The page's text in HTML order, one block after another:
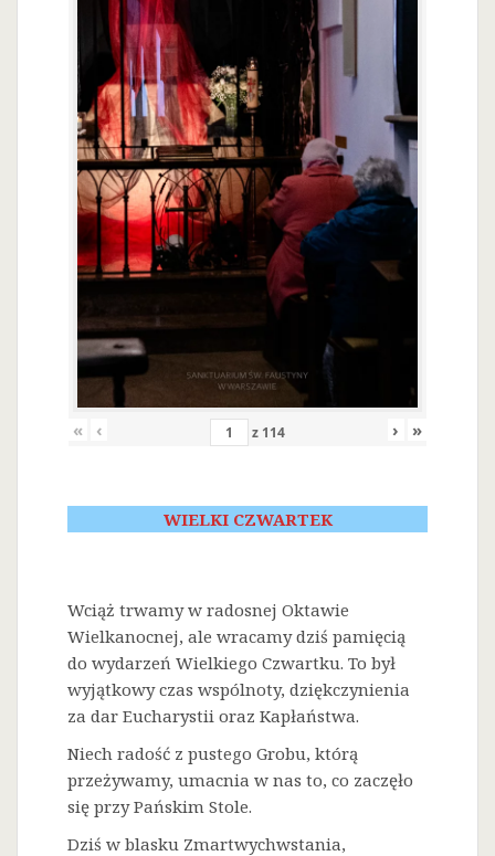
« ‹ z 114 › »
WIELKI CZWARTEK
Wciąż trwamy w radosnej Oktawie
Wielkanocnej, ale wracamy dziś pamięcią
do wydarzeń Wielkiego Czwartku. To był
wyjątkowy czas wspólnoty, dziękczynienia
za dar Eucharystii oraz Kapłaństwa.
Niech radość z pustego Grobu, którą
przeżywamy, umacnia w nas to, co zaczęło
się przy Pańskim Stole.
Dziś w blasku Zmartwychwstania,